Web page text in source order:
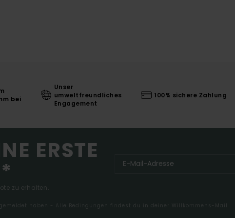
bei
Unser
umweltfreundliches
Engagement
100% sichere Zahlung
ERSTE
zu erhalten.
haben - Alle Bedingungen findest du in deiner Willkommens-Mail